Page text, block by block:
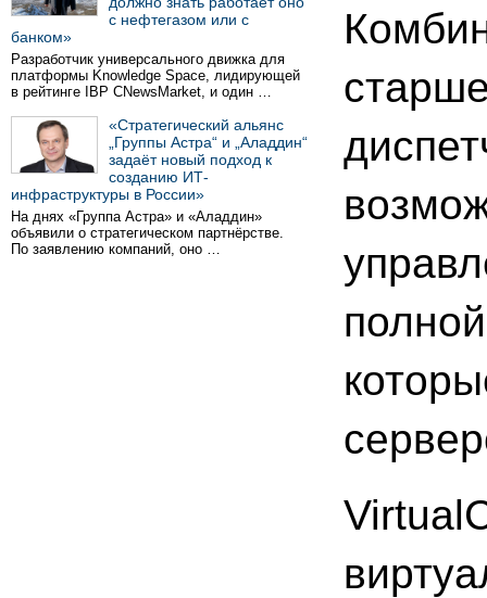
с нефтегазом или с
банком»
Разработчик универсального движка для
платформы Knowledge Space, лидирующей
в рейтинге IBP CNewsMarket, и один …
«Стратегический альянс
„Группы Астра“ и „Аладдин“
задаёт новый подход к
созданию ИТ-
инфраструктуры в России»
На днях «Группа Астра» и «Аладдин»
объявили о стратегическом партнёрстве.
По заявлению компаний, оно …